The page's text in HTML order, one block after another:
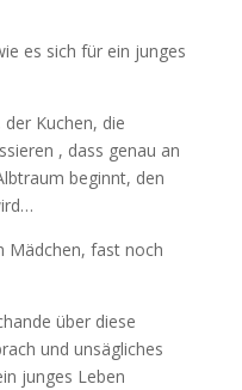
es sich für ein junges
Kuchen, die
, dass genau an
beginnt, den
Mädchen, fast noch
über diese
und unsägliches
junges Leben